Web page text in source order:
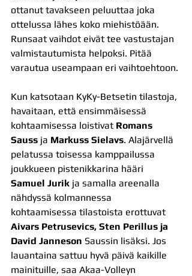
ottanut tavakseen peluuttaa joka
ottelussa lähes koko miehistöään.
Runsaat vaihdot eivät tee vastustajan
valmistautumista helpoksi. Pitää
varautua useampaan eri vaihtoehtoon.
Kun katsotaan KyKy-Betsetin tilastoja,
havaitaan, että ensimmäisessä
kohtaamisessa loistivat Romans
Sauss ja Markuss Sielavs. Alajärvellä
pelatussa toisessa kamppailussa
joukkueen pistenikkarina hääri
Samuel Jurik ja samalla areenalla
nähdyssä kolmannessa
kohtaamisessa tilastoista erottuvat
Aivars Petrusevics, Sten Perillus ja
David Janneson Saussin lisäksi. Jos
lauantaina sattuu hyvä päivä kaikille
mainituille, saa Akaa-Volleyn